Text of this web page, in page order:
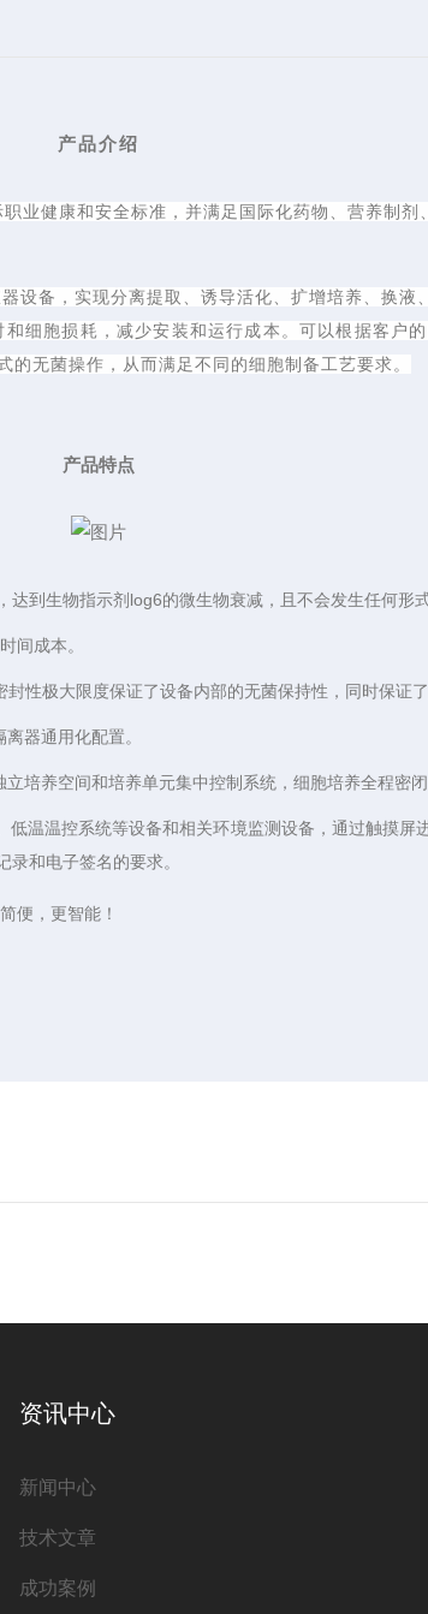
产品介绍
健康和安全标准，并满足国际化药物、营养制
备，实现分离提取、诱导活化、扩增培养、换
细胞损耗，减少安装和运行成本。可以根据客户
无菌操作，从而满足不同的细胞制备工艺要求。
产品特点
到生物指示剂log6的微生物衰减，且不会发生任何形式
间成本。
性极大限度保证了设备内部的无菌保持性，同时保证了
器通用化配置。
培养空间和培养单元集中控制系统，细胞培养全程密闭
温温控系统等设备和相关环境监测设备，通过触摸
和电子签名的要求。
便，更智能！
资讯中心
新闻中心
技术文章
成功案例